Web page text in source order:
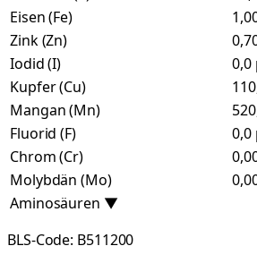
Eisen (Fe)
Zink (Zn)
Iodid (I)
0,0
Kupfer (Cu)
Mangan (Mn)
Fluorid (F)
0,0
Chrom (Cr)
Molybdän (Mo)
Aminosäuren ▼
BLS-Code: B511200